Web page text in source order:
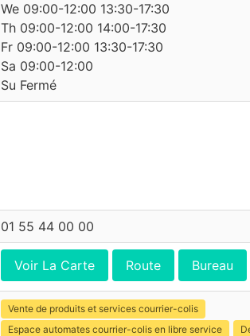
We 09:00-12:00 13:30-17:30
Th 09:00-12:00 14:00-17:30
Fr 09:00-12:00 13:30-17:30
Sa 09:00-12:00
Su Fermé
01 55 44 00 00
Voir La Carte Route Bureau
Vente de produits et services courrier-colis
Espace automates courrier-colis en libre service